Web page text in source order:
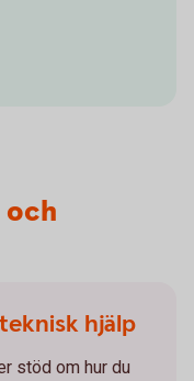
hjälp
stöd om hur du